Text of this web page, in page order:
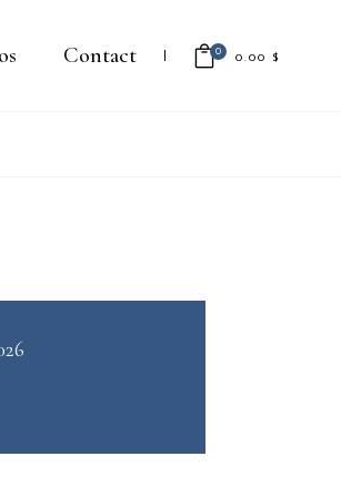
Contact 0 0.00 $